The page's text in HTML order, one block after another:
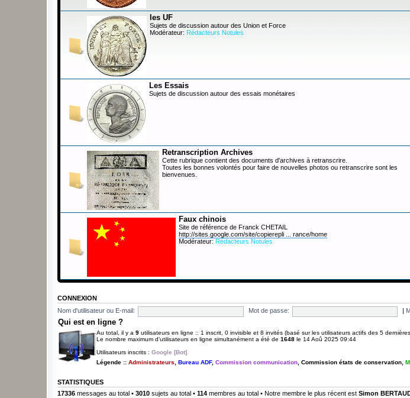
les UF
Sujets de discussion autour des Union et Force
Modérateur: Rédacteurs Notules
Les Essais
Sujets de discussion autour des essais monétaires
Retranscription Archives
Cette rubrique contient des documents d'archives à retranscrire.
Toutes les bonnes volontés pour faire de nouvelles photos ou retranscrire sont les
bienvenues.
Faux chinois
Site de référence de Franck CHETAIL
http://sites.google.com/site/copierepli ... rance/home
Modérateur: Rédacteurs Notules
CONNEXION
Nom d'utilisateur ou E-mail:
Mot de passe:
Qui est en ligne ?
Au total, il y a 9 utilisateurs en ligne :: 1 inscrit, 0 invisible et 8 invités (basé sur les utilisateurs actifs des 5
Le nombre maximum d’utilisateurs en ligne simultanément a été de 1648 le 14 Aoû 2025 09:44
Utilisateurs inscrits : Google [Bot]
Légende :: Administrateurs Bureau ADF, Commission communication Commission états de conservation
STATISTIQUES
17336 messages au total • 3010 sujets au total • 114 membres au total • Notre membre le plus récent est Simon